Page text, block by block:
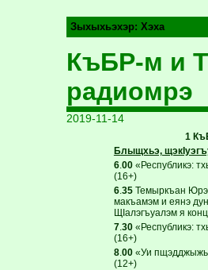
Зыхыхьэхэр: Хэха
КъБР-м и
радиомрэ
2019-11-14
1
Блыщхьэ,
6. 00«Республикэ:
(16+)
6. 35Темыркъан Юрэ
макъамэм и еянэ
ЩIалэгъуалэм я
7. 30«Республикэ:
(16+)
8. 00«Уи пщэдджыжь
(12+)